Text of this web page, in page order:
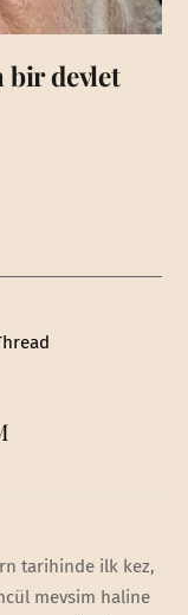
bir devlet
tarihinde ilk kez,
mevsim haline